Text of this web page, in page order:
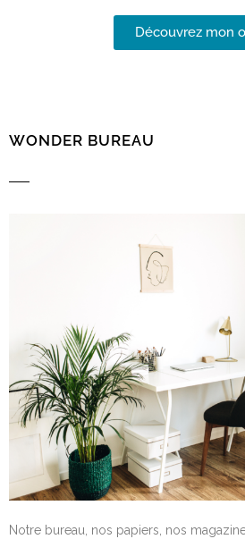
Découvrez mon
WONDER BUREAU
Notre bureau, nos papiers, nos